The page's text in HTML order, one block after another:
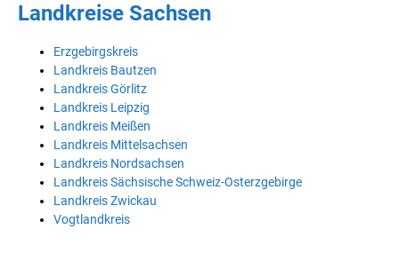
Landkreise Sachsen
Erzgebirgskreis
Landkreis Bautzen
Landkreis Görlitz
Landkreis Leipzig
Landkreis Meißen
Landkreis Mittelsachsen
Landkreis Nordsachsen
Landkreis Sächsische Schweiz-Osterzgebirge
Landkreis Zwickau
Vogtlandkreis